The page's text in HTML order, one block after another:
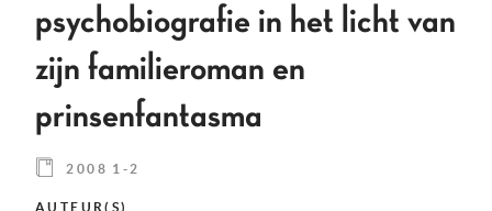
psychobiografie in het licht van
zijn familieroman en
prinsenfantasma
2008 1-2
AUTEUR(S)